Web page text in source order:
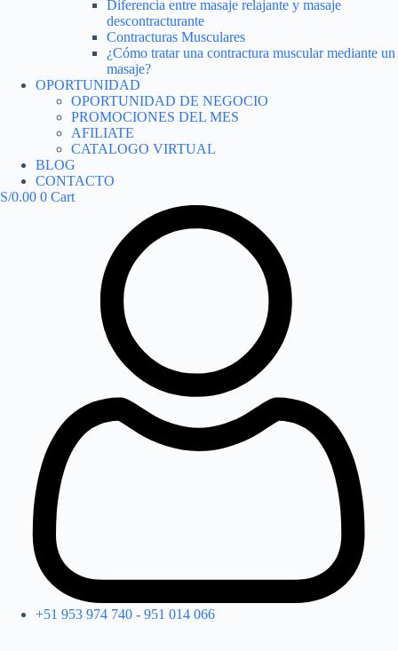
Diferencia entre masaje relajante y masaje
descontracturante
Contracturas Musculares
¿Cómo tratar una contractura muscular mediante un
masaje?
OPORTUNIDAD
OPORTUNIDAD DE NEGOCIO
PROMOCIONES DEL MES
AFILIATE
CATALOGO VIRTUAL
BLOG
CONTACTO
S/0.00 0 Cart
+51 953 974 740 - 951 014 066